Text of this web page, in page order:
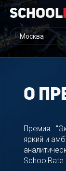
School
О
Премия
яркий и
SchoolRate.